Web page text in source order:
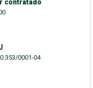
contratado
0001-04